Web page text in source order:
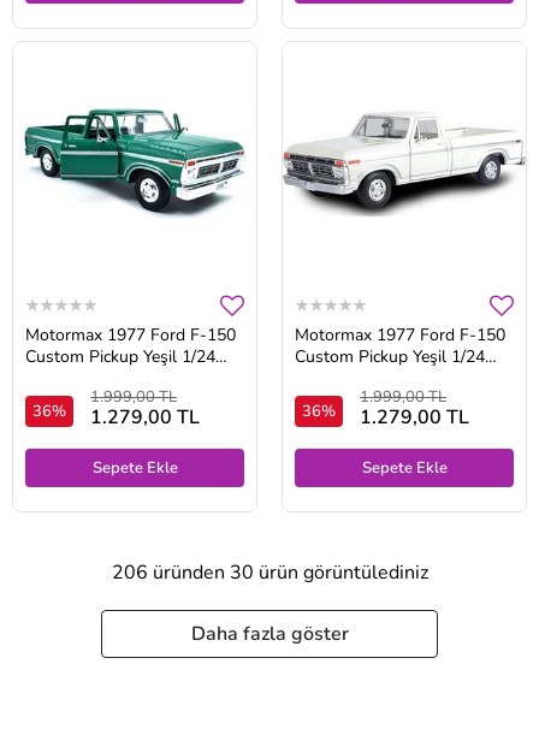
Motormax 1977 Ford F-150
Custom Pickup Yeşil 1/24
36%
1.999,00 TL
1.279,00 TL
Sepete Ekle
Motormax 1977 Ford F-150
Custom Pickup Yeşil 1/24
36%
1.999,00 TL
1.279,00 TL
Sepete Ekle
206 üründen 30 ürün görüntülediniz
Daha fazla göster